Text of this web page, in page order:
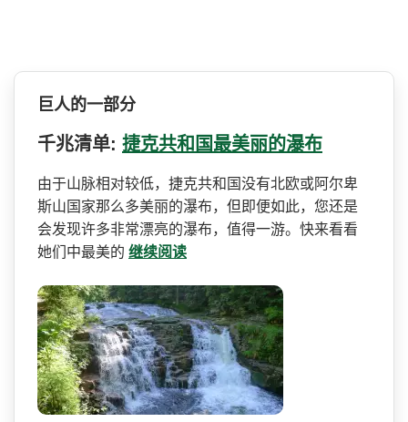
巨人的一部分
千兆清单: 捷克共和国最美丽的瀑布
由于山脉相对较低，捷克共和­国没有北欧或阿尔卑
斯山国家那么多美丽的瀑布，但即­便如此，您还是
会发现许多非常漂亮的瀑布，值得一游­。快来看看
她们中最美的 继续阅读